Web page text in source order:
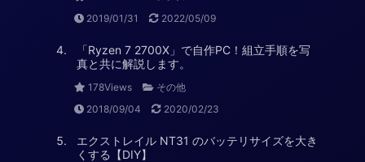
2019/01/31
2022/05/09
「Ryzen 7 2700X」で自作PC！組立手順を写
真と共に解説します。
178Views
その他
2018/09/04
2020/02/23
エクストレイル NT31 のバッテリサイズを大き
くする【DIY】